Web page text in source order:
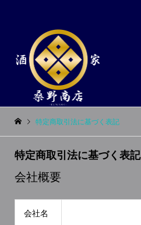
特定商取引法に基づく表記
特定商取引法に基づく表記
会社概要
会社名